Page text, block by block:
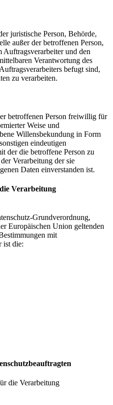
juristische Person, Behörde,
außer der betroffenen Person,
Auftragsverarbeiter und den
Verantwortung des
befugt sind,
zu verarbeiten.
betroffenen Person freiwillig für
Weise und
Willensbekundung in Form
eindeutigen
der die betroffene Person zu
Verarbeitung der sie
Daten einverstanden ist.
Verarbeitung
Grundverordnung,
Europäischen Union geltenden
mit
ist die:
die Verarbeitung